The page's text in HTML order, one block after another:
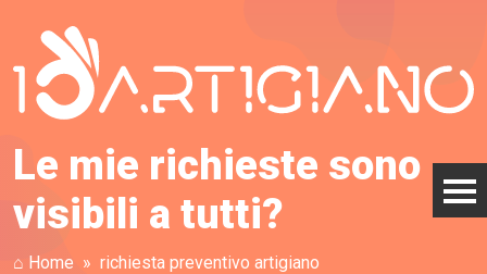
Le mie richieste sono
visibili a tutti?
⌂ Home richiesta preventivo artigiano